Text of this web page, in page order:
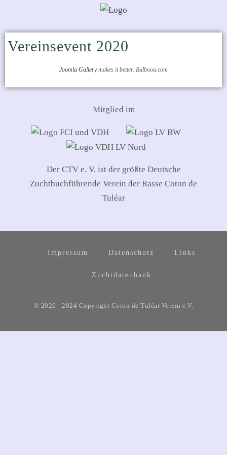
Vereinsevent 2020
Joomla Gallerymakes it better. Balbooa.com
Mitglied im
Der CTV e. V. ist der größte Deutsche
Zuchtbuchführende Verein der Rasse Coton de
Tuléar
Impressum Datenschutz Links
Zuchtdatenbank
© 2020 - 2024 Copyright Coton de Tuléar Verein e.V.